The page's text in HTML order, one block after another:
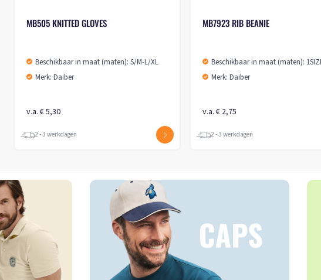
MB505 KNITTED GLOVES
Beschikbaar in maat (maten): S/M-L/XL
Merk: Daiber
v.a. € 5,30
2 - 3 werkdagen
MB7923 RIB BEANIE
Beschikbaar in maat (maten):
Merk: Daiber
v.a. € 2,75
2 - 3 werkdagen